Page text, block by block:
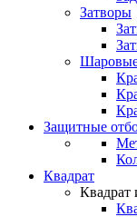
Затворы
Защитные
Квадрат
Квадрат